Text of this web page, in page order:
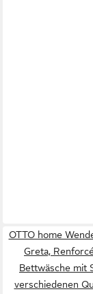
OTTO home
Greta,
Bettwäsche mit
verschiedenen